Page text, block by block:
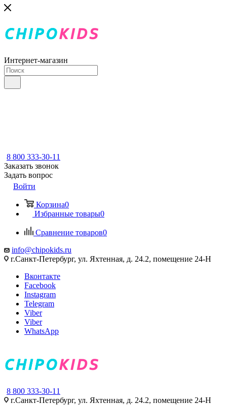
Интернет-магазин
8 800 333-30-11
Заказать звонок
Задать вопрос
Войти
Корзина0
Избранные товары0
Сравнение товаров0
info@chipokids.ru
г.Санкт-Петербург, ул. Яхтенная, д. 24.2, помещение 24-Н
Вконтакте
Facebook
Instagram
Telegram
Viber
Viber
WhatsApp
8 800 333-30-11
г.Санкт-Петербург, ул. Яхтенная, д. 24.2, помещение 24-Н